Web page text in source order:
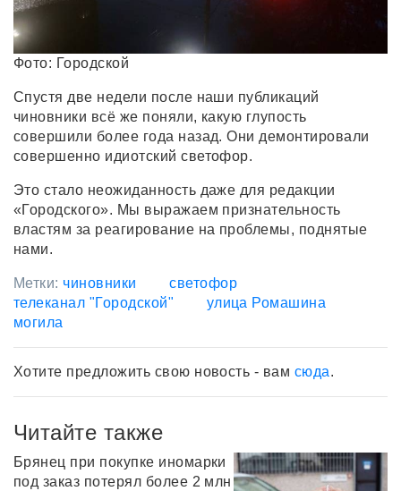
Фото: Городской
Спустя две недели после наши публикаций
чиновники всё же поняли, какую глупость
совершили более года назад. Они демонтировали
совершенно идиотский светофор.
Это стало неожиданность даже для редакции
«Городского». Мы выражаем признательность
властям за реагирование на проблемы, поднятые
нами.
Метки: чиновники
светофор
телеканал "Городской"
улица Ромашина
могила
Хотите предложить свою новость - вам сюда.
Читайте также
Брянец при покупке иномарки
под заказ потерял более 2 млн